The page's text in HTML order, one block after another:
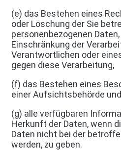
(e) das Bestehen eines
oder Löschung der Sie
personenbezogenen
Einschränkung der
Verantwortlichen oder
gegen diese Verarbeitung,
(f) das Bestehen eines
einer Aufsichtsbehörde und
(g) alle verfügbaren
Herkunft der Daten, wenn
Daten nicht bei der
werden, zu geben.